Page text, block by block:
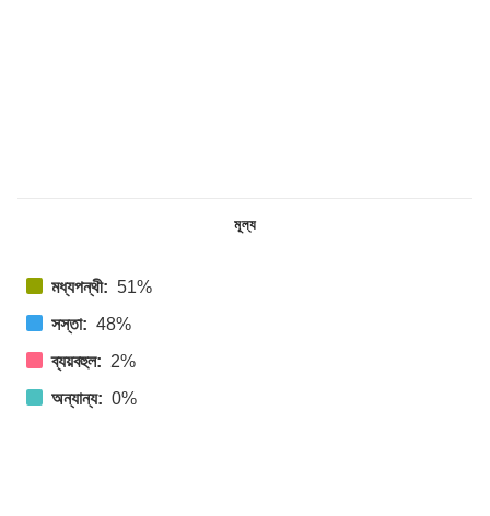
মূল্য
মধ্যপন্থী: 51%
সস্তা: 48%
ব্যয়বহুল: 2%
অন্যান্য: 0%